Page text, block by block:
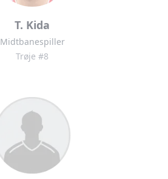
T. Kida
Midtbanespiller
Trøje #8